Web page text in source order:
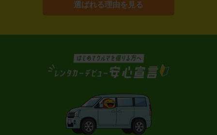
選ばれる理由を見る